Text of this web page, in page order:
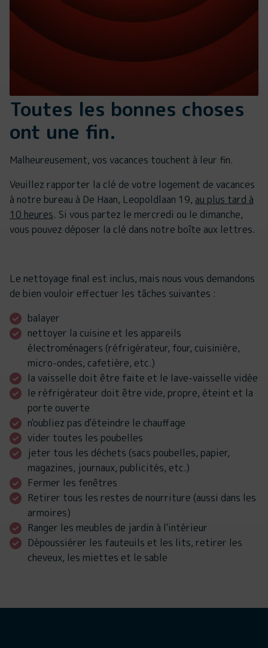
Toutes les bonnes choses
ont une fin.
Malheureusement, vos vacances touchent à leur fin.
Veuillez rapporter la clé de votre logement de vacances
à notre bureau à De Haan, Leopoldlaan 19, au plus tard à
10 heures. Si vous partez le mercredi ou le dimanche,
vous pouvez déposer la clé dans notre boîte aux lettres.
Le nettoyage final est inclus, mais nous vous demandons
de bien vouloir effectuer les tâches suivantes :
balayer
nettoyer la cuisine et les appareils
électroménagers (réfrigérateur, four, cuisinière,
micro-ondes, cafetière, etc.)
la vaisselle doit être faite et le lave-vaisselle vidée
le réfrigérateur doit être vide, propre, éteint et la
porte ouverte
n'oubliez pas d'éteindre le chauffage
vider toutes les poubelles
jeter tous les déchets (sacs poubelles, papier,
magazines, journaux, publicités, etc.)
Fermer les fenêtres
Retirer tous les restes de nourriture (aussi dans les
armoires)
Ranger les meubles de jardin à l'intérieur
Dépoussiérer les fauteuils et les lits, retirer les
cheveux, les miettes et le sable